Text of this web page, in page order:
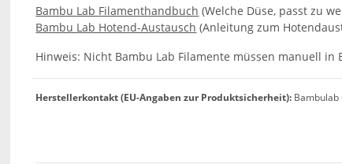
Bambu Lab Filamenthandbuch (Welche Düse, passt zu
Bambu Lab Hotend-Austausch (Anleitung zum
Hinweis: Nicht Bambu Lab Filamente müssen manuell
Herstellerkontakt (EU-Angaben zur Produktsicherheit):